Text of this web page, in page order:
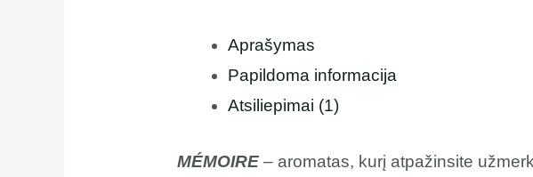
Aprašymas
Papildoma informacija
Atsiliepimai (1)
MÉMOIRE– aromatas, kurį atpažinsite